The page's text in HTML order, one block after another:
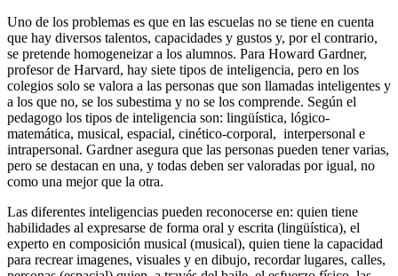
Uno de los problemas es que en las escuelas no se tiene en cuenta
que hay diversos talentos, capacidades y gustos y, por el contrario,
se pretende homogeneizar a los alumnos. Para Howard Gardner,
profesor de Harvard, hay siete tipos de inteligencia, pero en los
colegios solo se valora a las personas que son llamadas inteligentes y
a los que no, se los subestima y no se los comprende. Según el
pedagogo los tipos de inteligencia son: lingüística, lógico-
matemática, musical, espacial, cinético-corporal, interpersonal e
intrapersonal. Gardner asegura que las personas pueden tener varias,
pero se destacan en una, y todas deben ser valoradas por igual, no
como una mejor que la otra.
Las diferentes inteligencias pueden reconocerse en: quien tiene
habilidades al expresarse de forma oral y escrita (lingüística), el
experto en composición musical (musical), quien tiene la capacidad
para recrear imagenes, visuales y en dibujo, recordar lugares, calles,